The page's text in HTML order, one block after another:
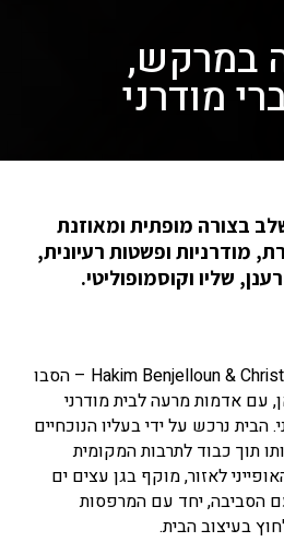
במרקש,
מודרני
בצורה מופתית ומאוזנת
מודרניות ופשטות רעיונית,
שליו וקוסמופוליטי.
האדריכלים Hakim Benjelloun & Christophe Simeon – הסבו
עם אדמות מרעה לבית מודרני
הבית נרכש על ידי בעליו הנוכחיים
אותו תוך כבוד לתרבות המקומית
לאזור, מוקף בגן עצים ים
עם הסביבה, יחד עם המרפסות
בעיצוב הבית.